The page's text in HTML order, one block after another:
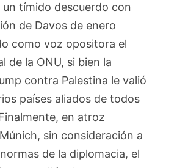
un tímido descuerdo con
de Davos de enero
como voz opositora el
de la ONU, si bien la
contra Palestina le valió
países aliados de todos
en atroz
sin consideración a
de la diplomacia, el